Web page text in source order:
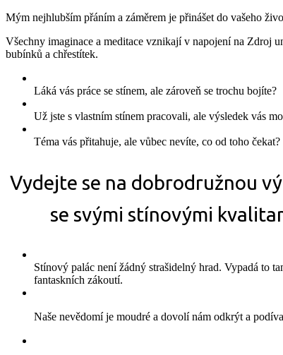
Mým nejhlubším přáním a záměrem je přinášet do vašeho
Všechny imaginace a meditace vznikají v napojení na Zdroj
bubínků a chřestítek.
Láká vás práce se stínem, ale zároveň se trochu bojíte?
Už jste s vlastním stínem pracovali, ale výsledek vás
Téma vás přitahuje, ale vůbec nevíte, co od toho čekat?
Vydejte se na dobrodružnou
se svými stínovými
Stínový palác není žádný strašidelný hrad. Vypadá to
fantaskních zákoutí.
Naše nevědomí je moudré a dovolí nám odkrýt a